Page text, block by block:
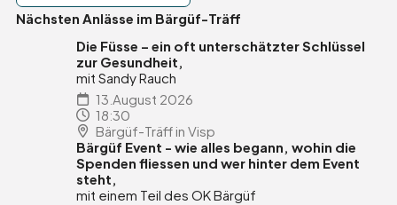
Nächsten Anlässe im Bärgüf-Träff
Die Füsse – ein oft unterschätzter Schlüssel
zur Gesundheit,
mit Sandy Rauch
13.August 2026
18:30
Bärgüf-Träff in Visp
Bärgüf Event - wie alles begann, wohin die
Spenden fliessen und wer hinter dem Event
steht,
mit einem Teil des OK Bärgüf